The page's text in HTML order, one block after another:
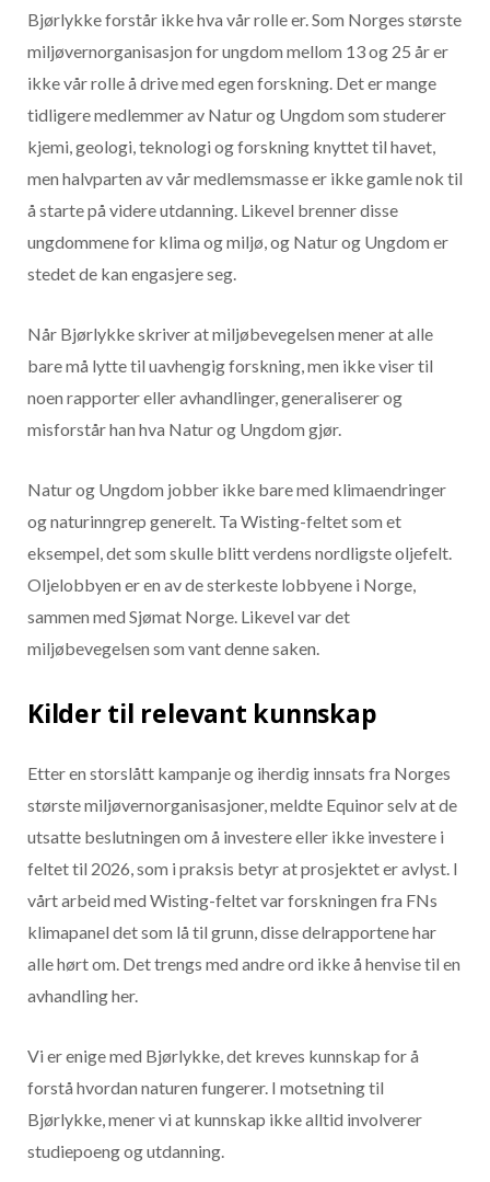
Bjørlykke forstår ikke hva vår rolle er. Som Norges største
miljøvernorganisasjon for ungdom mellom 13 og 25 år er
ikke vår rolle å drive med egen forskning. Det er mange
tidligere medlemmer av Natur og Ungdom som studerer
kjemi, geologi, teknologi og forskning knyttet til havet,
men halvparten av vår medlemsmasse er ikke gamle nok til
å starte på videre utdanning. Likevel brenner disse
ungdommene for klima og miljø, og Natur og Ungdom er
stedet de kan engasjere seg.
Når Bjørlykke skriver at miljøbevegelsen mener at alle
bare må lytte til uavhengig forskning, men ikke viser til
noen rapporter eller avhandlinger, generaliserer og
misforstår han hva Natur og Ungdom gjør.
Natur og Ungdom jobber ikke bare med klimaendringer
og naturinngrep generelt. Ta Wisting-feltet som et
eksempel, det som skulle blitt verdens nordligste oljefelt.
Oljelobbyen er en av de sterkeste lobbyene i Norge,
sammen med Sjømat Norge. Likevel var det
miljøbevegelsen som vant denne saken.
Kilder til relevant kunnskap
Etter en storslått kampanje og iherdig innsats fra Norges
største miljøvernorganisasjoner, meldte Equinor selv at de
utsatte beslutningen om å investere eller ikke investere i
feltet til 2026, som i praksis betyr at prosjektet er avlyst. I
vårt arbeid med Wisting-feltet var forskningen fra FNs
klimapanel det som lå til grunn, disse delrapportene har
alle hørt om. Det trengs med andre ord ikke å henvise til en
avhandling her.
Vi er enige med Bjørlykke, det kreves kunnskap for å
forstå hvordan naturen fungerer. I motsetning til
Bjørlykke, mener vi at kunnskap ikke alltid involverer
studiepoeng og utdanning.